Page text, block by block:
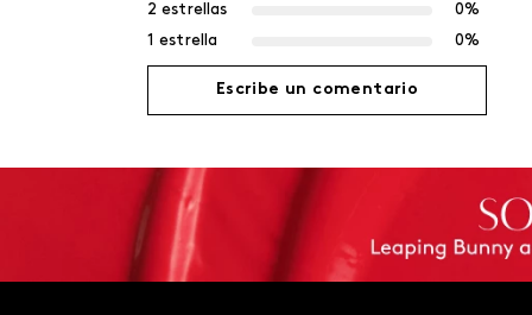
2 estrellas
0%
1 estrella
0%
Escribe un comentario
Agregar comentario
Título